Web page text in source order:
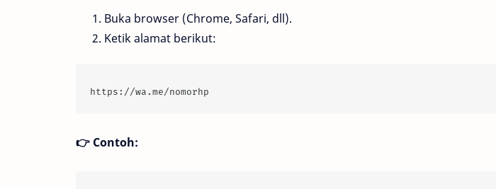
Buka browser (Chrome, Safari, dll).
Ketik alamat berikut:
https://wa.me/nomorhp
👉 Contoh: